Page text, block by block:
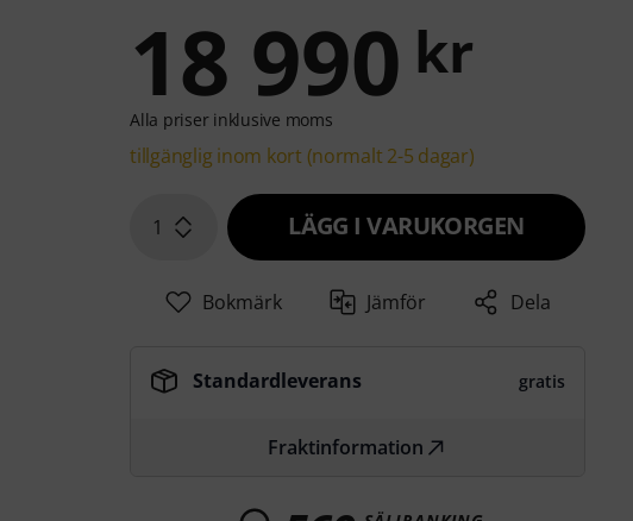
18 990 kr
Alla priser inklusive moms
tillgänglig inom kort (normalt 2-5 dagar)
1 LÄGG I VARUKORGEN
Bokmärk Jämför Dela
Standardleverans gratis
Fraktinformation